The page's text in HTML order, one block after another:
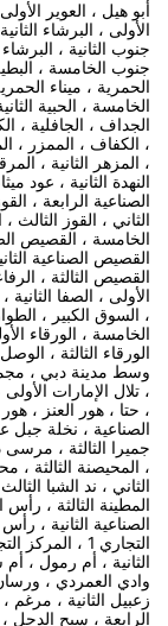
أبو هيل ، العوير
الأولى ، البرشاء
جنوب الثانية ،
جنوب الخامسة ،
الحمرية ، ميناء
الخامسة ، الحبية
الجداف ، الجافلية ،
، الكفاف ، الممزر ،
، المزهر الثانية ،
النهدة الثانية ، عود
الصناعية الرابعة ،
الثاني ، القوز
الخامسة ، القصيص
القصيص الصناعية
القصيص الثالثة ،
الأولى ، الصفا
، السوق الكبير ،
الخامسة ، الورقاء
الورقاء الثالثة ،
وسط مدينة دبي ، مجمع
، تلال الإمارات الأولى
الصناعية ، نخلة جبل
جميرا الثالثة ، مرسى
، المحيصنة الثالثة ،
الثاني ، ند الشبا
المطينة الثالثة ،
الصناعية الثانية ،
الثانية ، أم رمول ،
وادي العمردي ، ورسان
زعبيل الثانية ، مرغم ،
الرابعة ، سيح الدحل